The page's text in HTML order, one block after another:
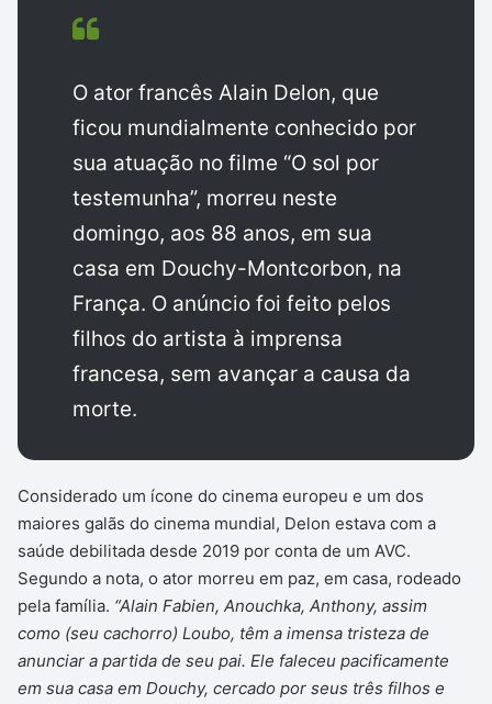
O ator francês Alain Delon, que
ficou mundialmente conhecido por
sua atuação no filme “O sol por
testemunha”, morreu neste
domingo, aos 88 anos, em sua
casa em Douchy-Montcorbon, na
França. O anúncio foi feito pelos
filhos do artista à imprensa
francesa, sem avançar a causa da
morte.
Considerado um ícone do cinema europeu e um dos
maiores galãs do cinema mundial, Delon estava com a
saúde debilitada desde 2019 por conta de um AVC.
Segundo a nota, o ator morreu em paz, em casa, rodeado
pela família. “Alain Fabien, Anouchka, Anthony, assim
como (seu cachorro) Loubo, têm a imensa tristeza de
anunciar a partida de seu pai. Ele faleceu pacificamente
em sua casa em Douchy, cercado por seus três filhos e